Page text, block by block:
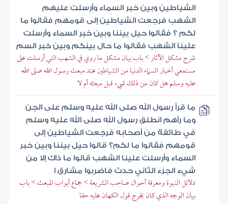
الشياطين وبين خبر السماء وأرسلت عليهم
الشهب فرجعت الشياطين إلى قومهم فقالوا ما
لكم ؟ فقالوا حيل بيننا وبين خبر السماء وأرسلت
علينا الشهب فقالوا ما حال بينكم وبين خبر السم
شرح مشكل الآثار > باب بيان مشكل ما روي في الشهب التي أرسلت على
مستمعي أخبار السماء الدنيا من الشياطين عند مبعث رسول الله صلى الله
عليه وسلم هل كان من ذلك شيء قبل مبعثه أم لا
ما قرأ رسول الله صلى الله عليه وسلم على الجن
وما رآهم انطلق رسول الله صلى الله عليه وسلم
في طائفة من أصحابه فرجعت الشياطين إلى
قومهم فقالوا ما لكم؟ قالوا حيل بيننا وبين خبر
السماء وأرسلت علينا الشهب قالوا ما ذاك إلا من
شيء الجزء الثاني حدث فاضربوا مشارق ا
دلائل النبوة ومعرفة أحوال صاحب الشريعة > جماع أبواب المبعث > باب
بيان الوجه الذي كان يخرج قول الكهان عليه حقا